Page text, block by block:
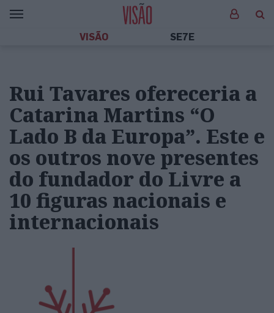
VISÃO SE7E
Rui Tavares ofereceria a
Catarina Martins “O
Lado B da Europa”. Este e
os outros nove presentes
do fundador do Livre a
10 figuras nacionais e
internacionais